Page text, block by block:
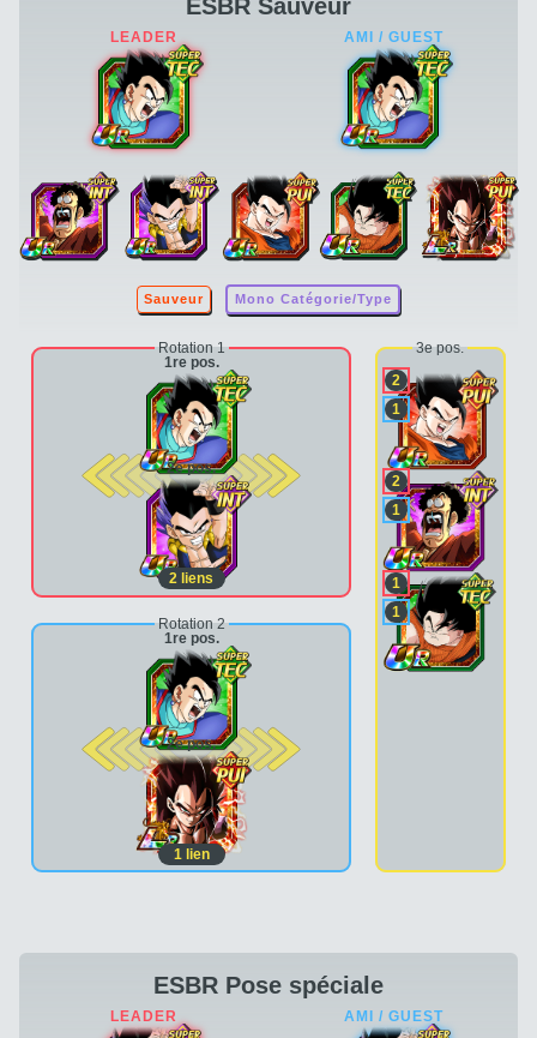
ESBR Sauveur
Sauveur Mono Catégorie/Type
Rotation 1
1re pos.
2e pos.
2 liens
Rotation 2
1re pos.
2e pos.
1lien
3e pos.
2
1
2
1
1
1
ESBR Pose spéciale